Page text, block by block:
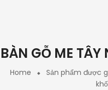
BÀN GỖ ME TÂY
Home
Sản phẩm được